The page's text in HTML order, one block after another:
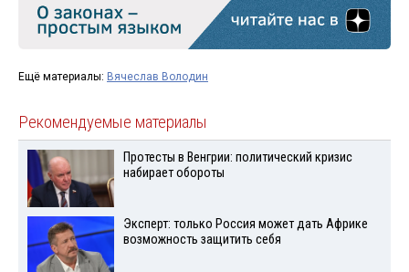
Ещё материалы: Вячеслав Володин
Рекомендуемые материалы
Протесты в Венгрии: политический кризис
набирает обороты
Эксперт: только Россия может дать Африке
возможность защитить себя